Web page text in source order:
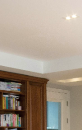
全景案例2
全景案例1
经典案例
展厅
新闻
联系
网上商城